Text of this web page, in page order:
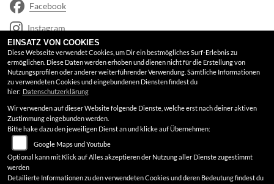
Facebook
Instagram
Google Maps
RECHTLICHES
AGB
Impressum
Datenschutz
Disclaimer
EINSATZ VON COOKIES
Diese Webseite verwendet Cookies, um Dir ein bestmögliches Surf-Erlebnis zu
ermöglichen. Diese Daten werden erhoben und dienen nicht für die Erstellung von
Nutzungsprofilen oder anderer weiterführender Verwendung. Sämtliche Informationen
zu verwendeten Cookies und eingebundenen Diensten findest du
hier: Datenschutzerklärung
Wir verwenden auf dieser Website folgende Dienste, welche erst nach deiner aktiven
Zustimmung eingebunden werden.
Bitte hake dazu den jeweiligen Dienst an und klicke auf Übernehmen:
Google Maps und Youtube
Optional kann mit Klick auf Alles akzeptieren der Nutzung aller Dienste zugestimmt
werden
Detailierte Informationen zu den verwendeten Cookies und deren Bedeutung findest du